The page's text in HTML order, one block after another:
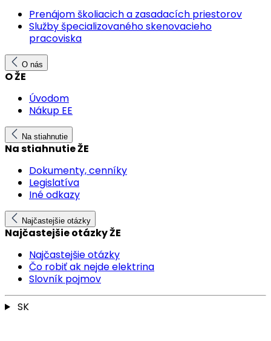
Prenájom školiacich a zasadacích priestorov
Služby špecializovaného skenovacieho
pracoviska
O nás
O ŽE
Úvodom
Nákup EE
Na stiahnutie
Na stiahnutie ŽE
Dokumenty, cenníky
Legislatíva
Iné odkazy
Najčastejšie otázky
Najčastejšie otázky ŽE
Najčastejšie otázky
Čo robiť ak nejde elektrina
Slovník pojmov
SK